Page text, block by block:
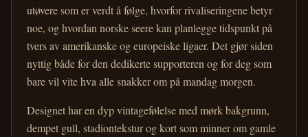
utøvere som er verdt å følge, hvorfor rivaliseringene betyr
noe, og hvordan norske seere kan planlegge tidspunkt på
tvers av amerikanske og europeiske ligaer. Det gjør siden
nyttig både for den dedikerte supporteren og for deg som
bare vil vite hva alle snakker om på mandag morgen.
Designet har en dyp vintagefølelse med mørk bakgrunn,
dempet gull, stadiontekstur og kort som minner om gamle